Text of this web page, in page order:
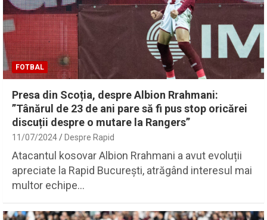
FOTBAL
Presa din Scoția, despre Albion Rrahmani:
”Tânărul de 23 de ani pare să fi pus stop oricărei
discuții despre o mutare la Rangers”
11/07/2024 Despre Rapid
Atacantul kosovar Albion Rrahmani a avut evoluții
apreciate la Rapid București, atrăgând interesul mai
multor echipe…